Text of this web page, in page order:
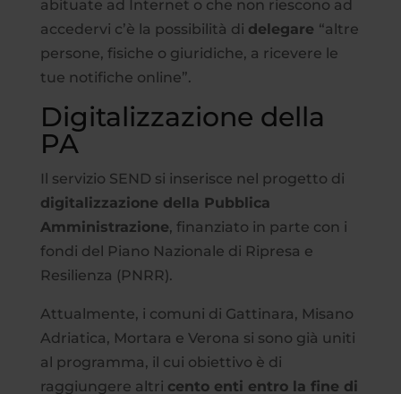
abituate ad Internet o che non riescono ad
accedervi c’è la possibilità di delegare “altre
persone, fisiche o giuridiche, a ricevere le
tue notifiche online”.
Digitalizzazione della
PA
Il servizio SEND si inserisce nel progetto di
digitalizzazione della Pubblica
Amministrazione, finanziato in parte con i
fondi del Piano Nazionale di Ripresa e
Resilienza (PNRR).
Attualmente, i comuni di Gattinara, Misano
Adriatica, Mortara e Verona si sono già uniti
al programma, il cui obiettivo è di
raggiungere altri cento enti entro la fine di